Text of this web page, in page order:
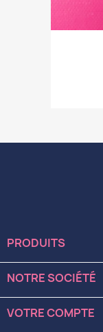
PRODUITS
NOTRE SOCIÉTÉ
VOTRE COMPTE